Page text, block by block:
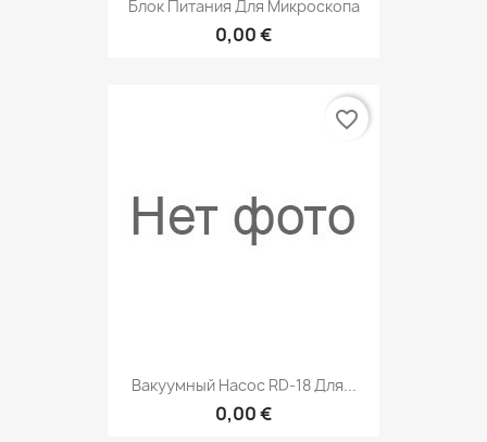
Блок Питания Для Микроскопа
0,00 €
Вакуумный Насос RD-18 Для...
0,00 €
favorite_border